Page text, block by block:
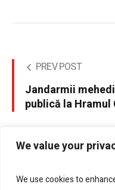
We value your
We use cookies to
PREV POST
Jandarmii
publică la
Wild